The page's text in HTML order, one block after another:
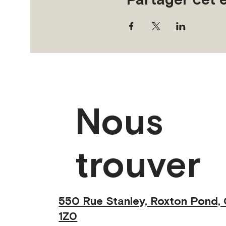
Nous
trouver
550 Rue Stanley, Roxton Pond,
1Z0